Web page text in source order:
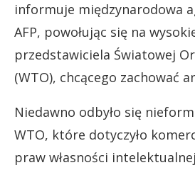
informuje międzynarodowa
AFP, powołując się na
przedstawiciela Światowej
(WTO), chcącego zachować
Niedawno odbyło się
WTO, które dotyczyło
praw własności